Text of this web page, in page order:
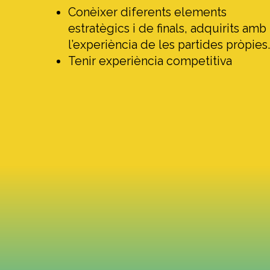
Conèixer diferents elements
estratègics i de finals, adquirits amb
l’experiència de les partides pròpies.
Tenir experiència competitiva